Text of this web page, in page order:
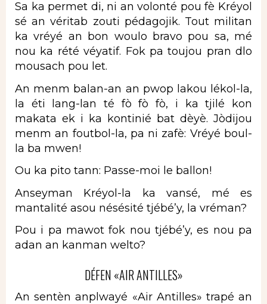
Sa ka permet di, ni an volonté pou fè Kréyol
sé an véritab zouti pédagojik. Tout militan
ka vréyé an bon woulo bravo pou sa, mé
nou ka rété véyatif. Fok pa toujou pran dlo
mousach pou let.
An menm balan-an an pwop lakou lékol-la,
la éti lang-lan té fò fò fò, i ka tjilé kon
makata ek i ka kontinié bat dèyè. Jòdijou
menm an foutbol-la, pa ni zafè: Vréyé boul-
la ba mwen!
Ou ka pito tann: Passe-moi le ballon!
Anseyman Kréyol-la ka vansé, mé es
mantalité asou nésésité tjébé’y, la vréman?
Pou i pa mawot fok nou tjébé’y, es nou pa
adan an kanman welto?
DÉFEN «AIR ANTILLES»
An sentèn anplwayé «Air Antilles» trapé an